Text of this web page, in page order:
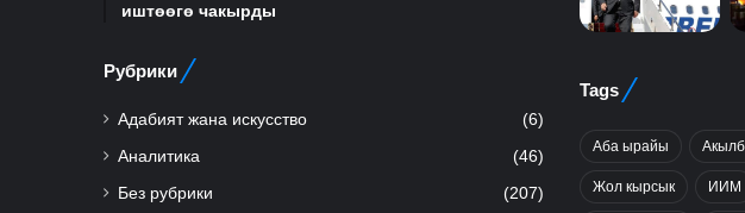
иштөөгө чакырды
Рубрики
Адабият жана искусство (6)
Аналитика (46)
Без рубрики (207)
Tags
Аба ырайы
Жол кырсык ИИМ